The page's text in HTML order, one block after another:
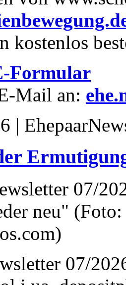
kostenlos
Formular
Mail an:
|
07/